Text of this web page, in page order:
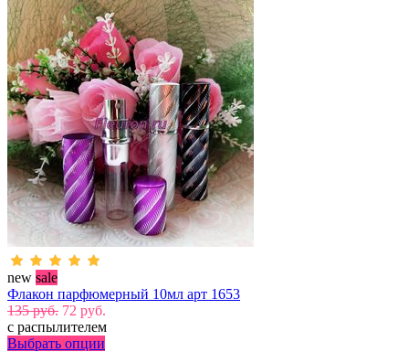
new sale
Флакон парфюмерный 10мл арт 1653
135 руб. 72 руб.
с распылителем
Выбрать опции